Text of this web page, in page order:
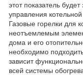
этот показатель
управления
Газовые горелки для
неотъемлемым
дома и его
необходимо
зависит
всей системы